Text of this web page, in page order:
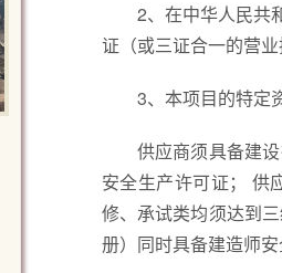
2、在中华人民共
证（或三证合一的营业
3、本项目的特定
供应商须具备建
安全生产许可证； 供
修、承试类均须达到
册）同时具备建造师